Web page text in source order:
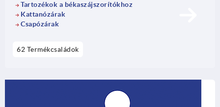
Tartozékok a békaszájszorítókhoz
Kattanózárak
Csapózárak
62 Termékcsaládok